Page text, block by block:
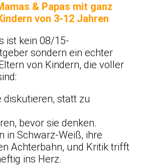
& Papas mit ganz
von 3-12 Jahren
ist kein 08/15-
sondern ein echter
von Kindern, die voller
diskutieren, statt zu
bevor sie denken.
in Schwarz-Weiß, ihre
Achterbahn, und Kritik trifft
ins Herz.